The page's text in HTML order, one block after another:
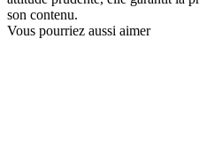
son contenu.
Vous pourriez aussi aimer